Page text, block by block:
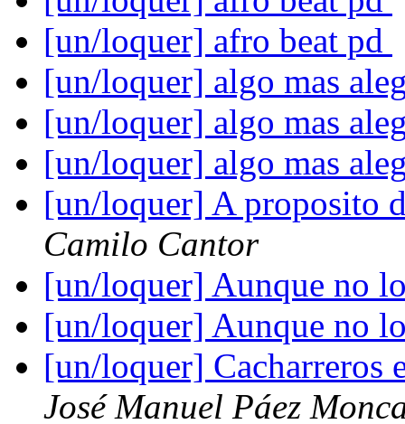
[un/loquer] afro beat pd
[un/loquer] algo mas
[un/loquer] algo mas
[un/loquer] algo mas
[un/loquer] A proposito
Camilo Cantor
[un/loquer] Aunque no
[un/loquer] Aunque no
[un/loquer]
José Manuel Páez